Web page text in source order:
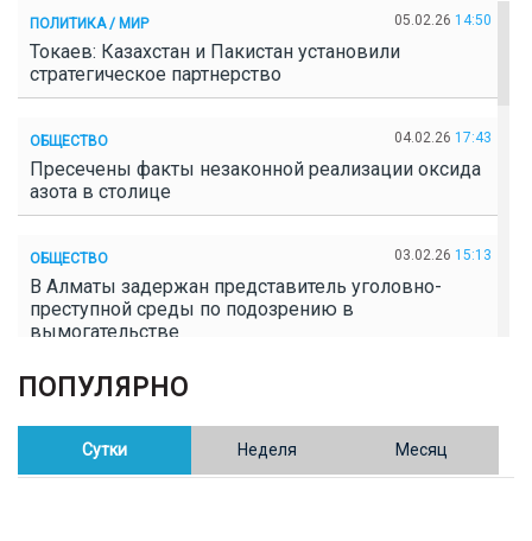
ПОЛИТИКА / МИР 05.02.26 14:50
Токаев: Казахстан и Пакистан установили
стратегическое партнерство
ОБЩЕСТВО 04.02.26 17:43
Пресечены факты незаконной реализации оксида
азота в столице
ОБЩЕСТВО 03.02.26 15:13
В Алматы задержан представитель уголовно-
преступной среды по подозрению в
вымогательстве
ОБЩЕСТВО
Полицейские пресекли незаконное выращивание
конопли в Таразе
ПОПУЛЯРНО
Сутки Неделя Месяц